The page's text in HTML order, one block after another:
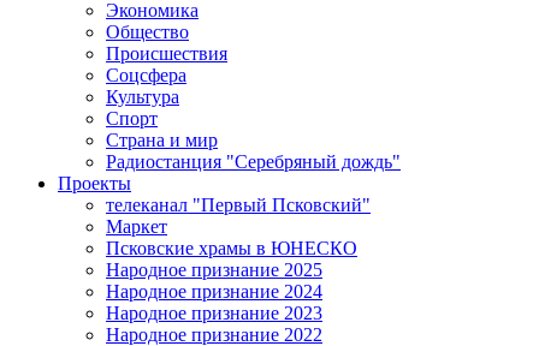
Экономика
Общество
Происшествия
Соцсфера
Культура
Спорт
Страна и мир
Радиостанция "Серебряный дождь"
Проекты
телеканал "Первый Псковский"
Маркет
Псковские храмы в ЮНЕСКО
Народное признание 2025
Народное признание 2024
Народное признание 2023
Народное признание 2022